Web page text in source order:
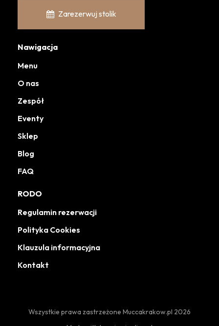
Nawigacja
Menu
O nas
Zespół
Eventy
Sklep
Blog
FAQ
RODO
Regulamin rezerwacji
Polityka Cookies
Klauzula informacyjna
Kontakt
Zarezerwuj stolik
Wszystkie prawa zastrzeżone Muccakrakow.pl 2026